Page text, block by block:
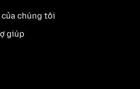
của chúng tôi
giúp